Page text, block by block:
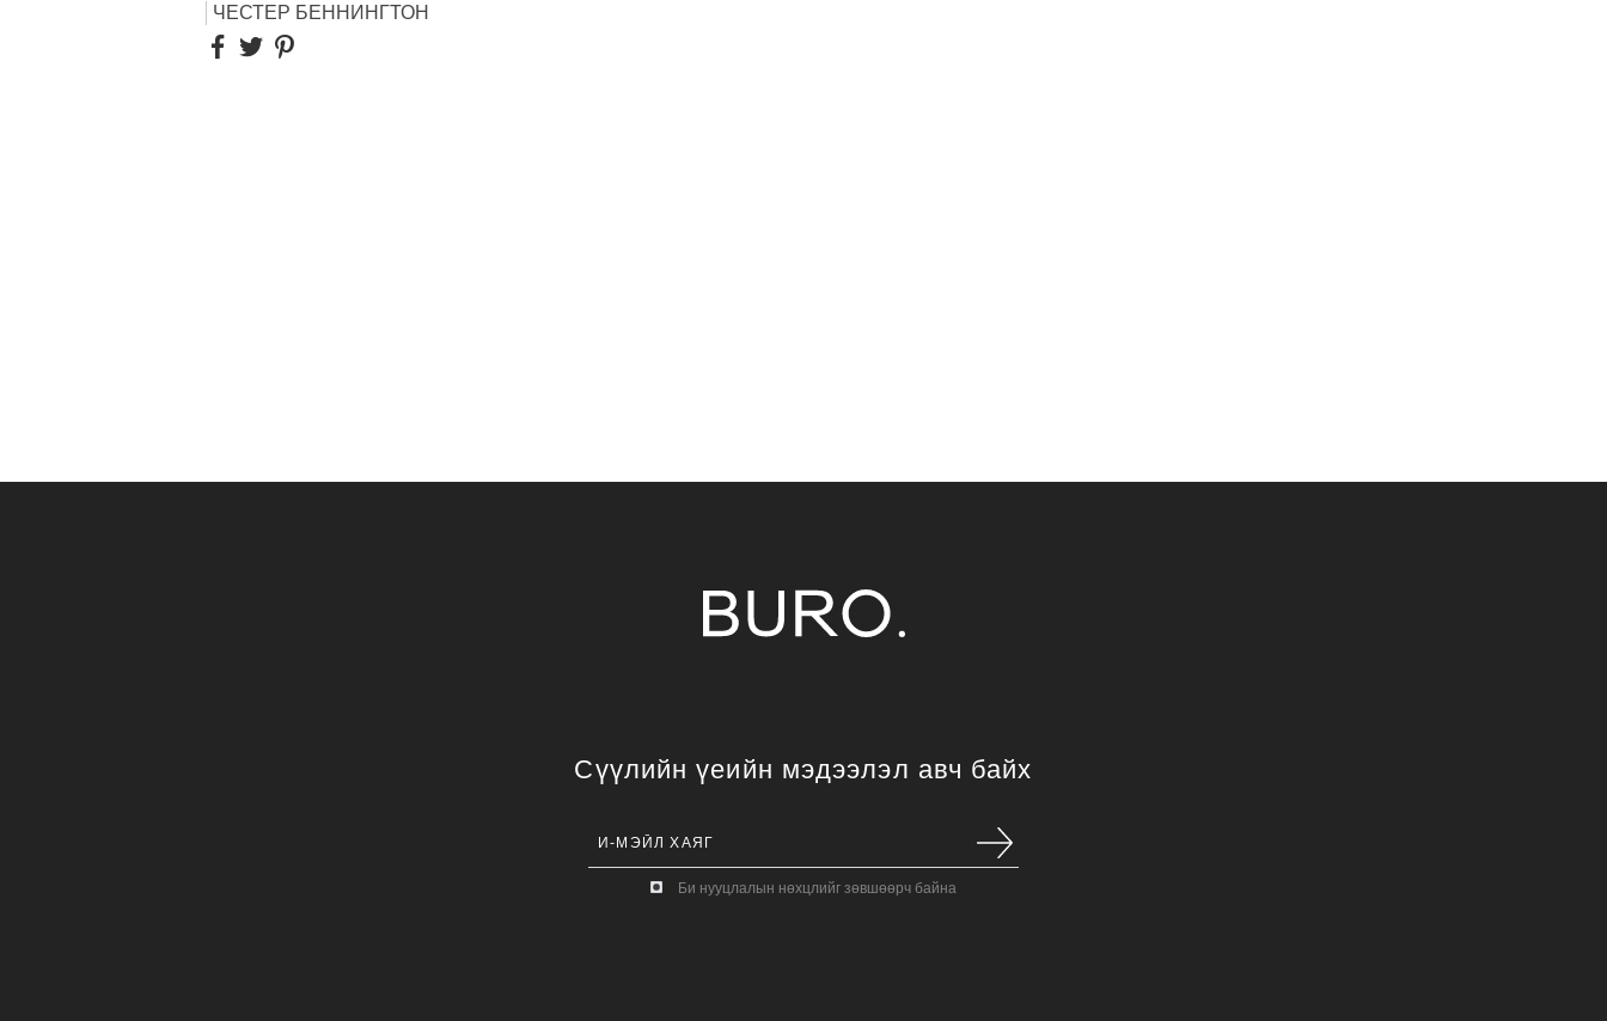
ЧЕСТЕР БЕННИНГТОН
Сүүлийн үеийн мэдээлэл авч байх
Би нууцлалын нөхцлийг зөвшөөрч байна